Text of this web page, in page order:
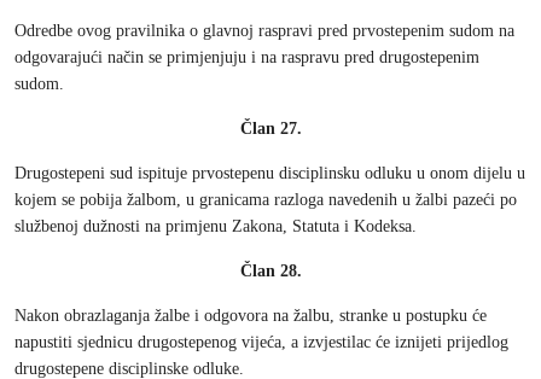
Odredbe ovog pravilnika o glavnoj raspravi pred prvostepenim sudom na
odgovarajući način se primjenjuju i na raspravu pred drugostepenim
sudom.
Član 27.
Drugostepeni sud ispituje prvostepenu disciplinsku odluku u onom dijelu u
kojem se pobija žalbom, u granicama razloga navedenih u žalbi pazeći po
službenoj dužnosti na primjenu Zakona, Statuta i Kodeksa.
Član 28.
Nakon obrazlaganja žalbe i odgovora na žalbu, stranke u postupku će
napustiti sjednicu drugostepenog vijeća, a izvjestilac će iznijeti prijedlog
drugostepene disciplinske odluke.